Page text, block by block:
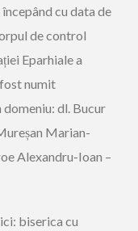
cu data de
de control
Eparhiale a
numit
dl. Bucur
Marian-
Alexandru-Ioan –
biserica cu